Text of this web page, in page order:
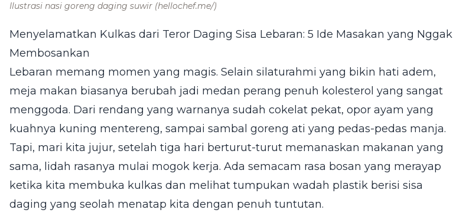
Ilustrasi nasi goreng daging suwir (hellochef.me/)
Menyelamatkan Kulkas dari Teror Daging Sisa Lebaran: 5 Ide Masakan yang Nggak
Membosankan
Lebaran memang momen yang magis. Selain silaturahmi yang bikin hati adem,
meja makan biasanya berubah jadi medan perang penuh kolesterol yang sangat
menggoda. Dari rendang yang warnanya sudah cokelat pekat, opor ayam yang
kuahnya kuning mentereng, sampai sambal goreng ati yang pedas-pedas manja.
Tapi, mari kita jujur, setelah tiga hari berturut-turut memanaskan makanan yang
sama, lidah rasanya mulai mogok kerja. Ada semacam rasa bosan yang merayap
ketika kita membuka kulkas dan melihat tumpukan wadah plastik berisi sisa
daging yang seolah menatap kita dengan penuh tuntutan.